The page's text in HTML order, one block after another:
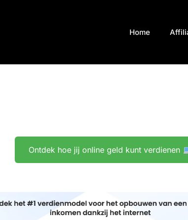
Home
Ontdek hoe jij online geld kunt verdienen